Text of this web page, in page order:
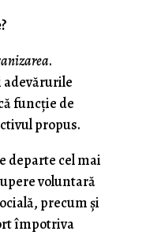
.
adevărurile
funcţie de
propus.
departe cel mai
voluntară
precum şi
împotriva